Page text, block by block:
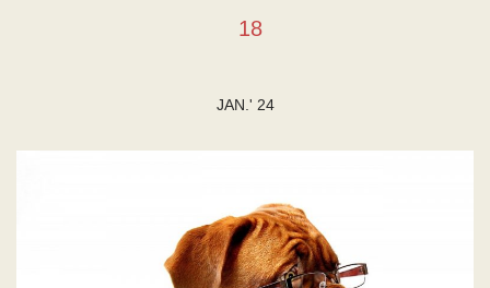
18
JAN.' 24